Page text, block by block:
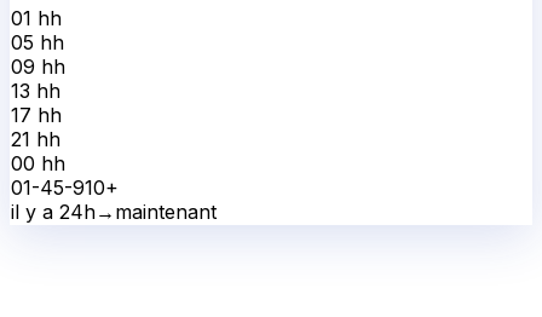
01 hh
05 hh
09 hh
13 hh
17 hh
21 hh
00 hh
01-45-910+
il y a 24h→ maintenant